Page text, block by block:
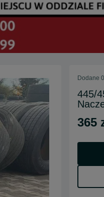
Dodane
445/
365